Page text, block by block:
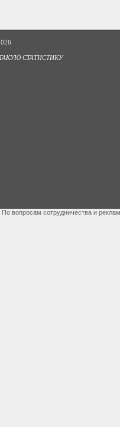
СТАТИСТИКУ
По вопросам сотрудничества и